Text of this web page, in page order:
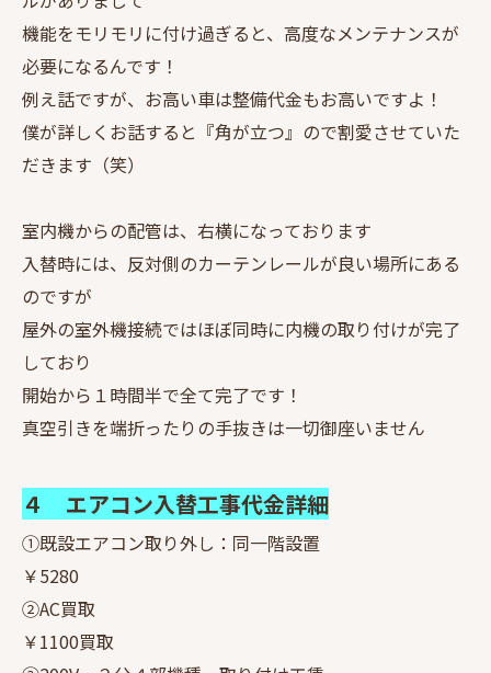
機能をモリモリに付け過ぎると、高度なメンテナンスが
必要になるんです！
例え話ですが、お高い車は整備代金もお高いですよ！
僕が詳しくお話すると『角が立つ』ので割愛させていた
だきます（笑）
室内機からの配管は、右横になっております
入替時には、反対側のカーテンレールが良い場所にある
のですが
屋外の室外機接続ではほぼ同時に内機の取り付けが完了
しており
開始から１時間半で全て完了です！
真空引きを端折ったりの手抜きは一切御座いません
４ エアコン入替工事代金詳細
①既設エアコン取り外し：同一階設置
￥5280
②AC買取
￥1100買取